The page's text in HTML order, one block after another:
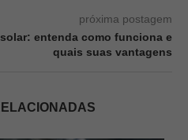
próxima postagem
entenda como funciona e
quais suas vantagens